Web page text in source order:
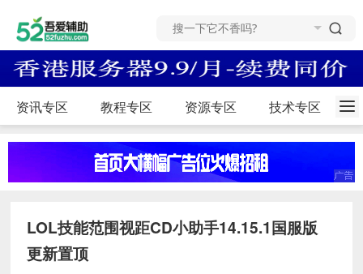
资讯专区 教程专区 资源专区 技术专区
LOL技能范围视距CD小助手14.15.1国服版
更新置顶